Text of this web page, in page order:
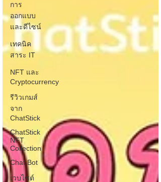
การ
ออกแบบ
และดีไซน์
เทคนิค
สาระ IT
NFT และ
Cryptocurrency
รีวิวเกมส์
จาก
ChatStick
ChatStick
NFT
Collection
Chat Bot
เวบไซต์